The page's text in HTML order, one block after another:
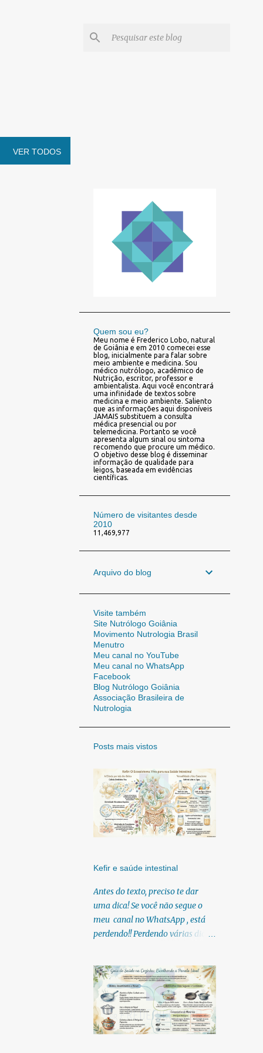
VER TODOS
Quem sou eu?
Meu nome é Frederico Lobo, natural
de Goiânia e em 2010 comecei esse
blog, inicialmente para falar sobre
meio ambiente e medicina. Sou
médico nutrólogo, acadêmico de
Nutrição, escritor, professor e
ambientalista. Aqui você encontrará
uma infinidade de textos sobre
medicina e meio ambiente. Saliento
que as informações aqui disponíveis
JAMAIS substituem a consulta
médica presencial ou por
telemedicina. Portanto se você
apresenta algum sinal ou sintoma
recomendo que procure um médico.
O objetivo desse blog é disseminar
informação de qualidade para
leigos, baseada em evidências
científicas.
Número de visitantes desde
2010
11,469,977
Arquivo do blog
Visite também
Site Nutrólogo Goiânia
Movimento Nutrologia Brasil
Menutro
Meu canal no YouTube
Meu canal no WhatsApp
Facebook
Blog Nutrólogo Goiânia
Associação Brasileira de
Nutrologia
Posts mais vistos
Kefir e saúde intestinal
Antes do texto, preciso te dar
uma dica! Se você não segue o
meu canal no WhatsApp , está
perdendo!! Perdendo várias dicas,
infográficos, o link para
download dos meus e-books.
Para acessar clique no link:
https://whatsapp.com/channel/0
029Vb6U4AqKgsNzkBhubA40